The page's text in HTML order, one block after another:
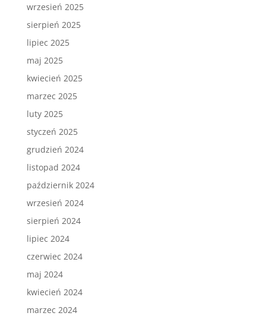
wrzesień 2025
sierpień 2025
lipiec 2025
maj 2025
kwiecień 2025
marzec 2025
luty 2025
styczeń 2025
grudzień 2024
listopad 2024
październik 2024
wrzesień 2024
sierpień 2024
lipiec 2024
czerwiec 2024
maj 2024
kwiecień 2024
marzec 2024